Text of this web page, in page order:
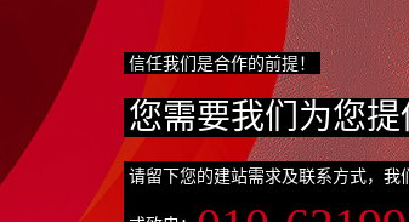
信任我们是合作的前提！
您需要我们为您提
请留下您的建站需求及联系方式，我